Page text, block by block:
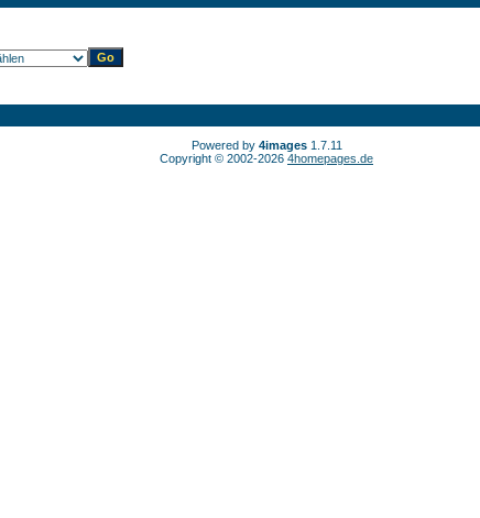
Powered by 4images1.7.11
Copyright © 2002-2026 4homepages.de